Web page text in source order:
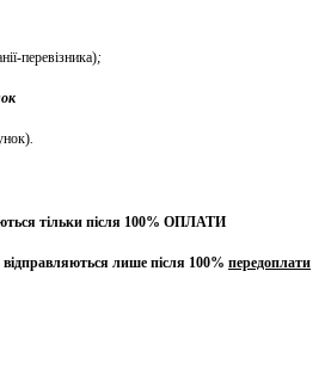
перевізника);
тільки після 100% ОПЛАТИ
лише після 100% передоплати